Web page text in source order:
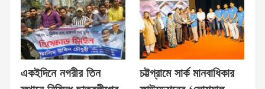
একইদিনে নগরীর তিন
চট্টগ্রামে সার্ক মানবাধিকার